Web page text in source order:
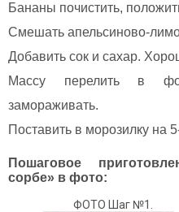
Бананы почистить,
Смешать апельсиново-
Добавить сок и сахар.
Массу перелить в
замораживать.
Поставить в морозилку на
Пошаговое
сорбе» в фото:
ФОТО Шаг №1.